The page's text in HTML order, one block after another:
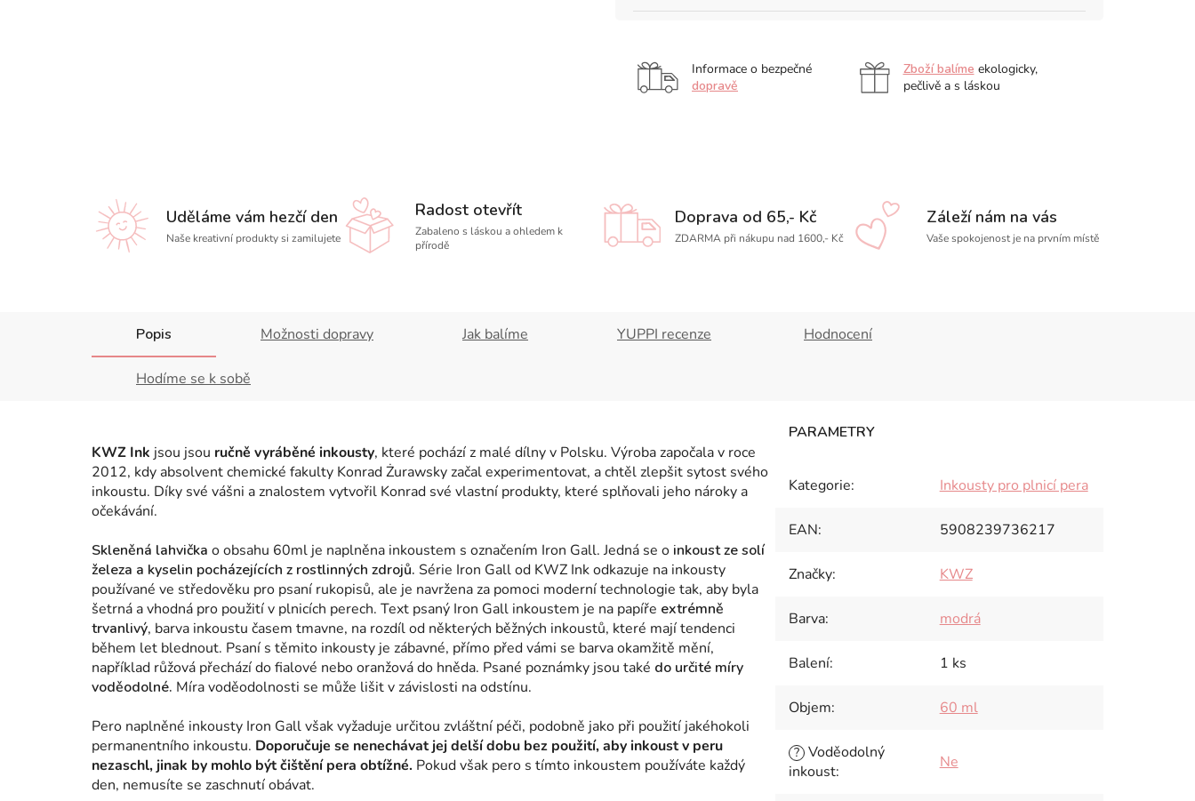
Informace o bezpečné
dopravě
Zboží balíme ekologicky,
pečlivě a s láskou
Uděláme vám hezčí den
Naše kreativní produkty si zamilujete
Radost otevřít
Zabaleno s láskou a ohledem k
přírodě
Doprava od 65,- Kč
ZDARMA při nákupu nad 1600,- Kč
Záleží nám na vás
Vaše spokojenost je na prvním místě
Popis Možnosti dopravy Jak balíme YUPPI recenze Hodnocení
Hodíme se k sobě
KWZ Ink jsou jsou ručně vyráběné inkousty, které pochází z malé dílny v Polsku. Výroba započala v roce
2012, kdy absolvent chemické fakulty Konrad Żurawsky začal experimentovat, a chtěl zlepšit sytost svého
inkoustu. Díky své vášni a znalostem vytvořil Konrad své vlastní produkty, které splňovali jeho nároky a
očekávání.
Skleněná lahvička o obsahu 60ml je naplněna inkoustem s označením Iron Gall. Jedná se o inkoust ze solí
železa a kyselin pocházejících z rostlinných zdrojů. Série Iron Gall od KWZ Ink odkazuje na inkousty
používané ve středověku pro psaní rukopisů, ale je navržena za pomoci moderní technologie tak, aby byla
šetrná a vhodná pro použití v plnicích perech. Text psaný Iron Gall inkoustem je na papíře extrémně
trvanlivý, barva inkoustu časem tmavne, na rozdíl od některých běžných inkoustů, které mají tendenci
během let blednout. Psaní s těmito inkousty je zábavné, přímo před vámi se barva okamžitě mění,
například růžová přechází do fialové nebo oranžová do hněda. Psané poznámky jsou také do určité míry
voděodolné. Míra voděodolnosti se může lišit v závislosti na odstínu.
Pero naplněné inkousty Iron Gall však vyžaduje určitou zvláštní péči, podobně jako při použití jakéhokoli
permanentního inkoustu. Doporučuje se nenechávat jej delší dobu bez použití, aby inkoust v peru
nezaschl, jinak by mohlo být čištění pera obtížné. Pokud však pero s tímto inkoustem používáte každý
den, nemusíte se zaschnutí obávat.
Kategorie: Inkousty pro plnicí pera
EAN: 5908239736217
Značky: KWZ
Barva: modrá
Balení: 1 ks
Objem: 60 ml
? Voděodolný
inkoust: Ne